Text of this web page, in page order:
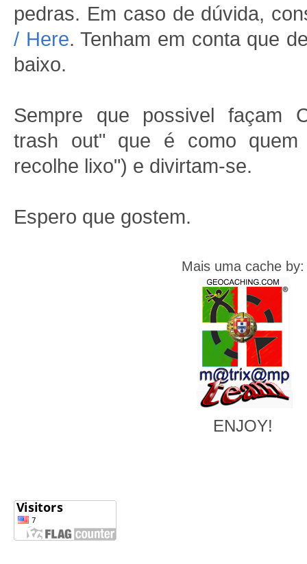
pedras. Em caso de dúvida,
/ Here. Tenham em conta que
baixo.
Sempre que possivel façam
trash out" que é como
recolhe lixo") e divirtam-se.
Espero que gostem.
Mais uma cache by:
ENJOY!